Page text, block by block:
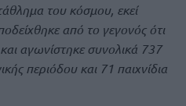
του κόσμου, εκεί
από το γεγονός ότι
αγωνίστηκε συνολικά 737
περιόδου και 71 παιχνίδια